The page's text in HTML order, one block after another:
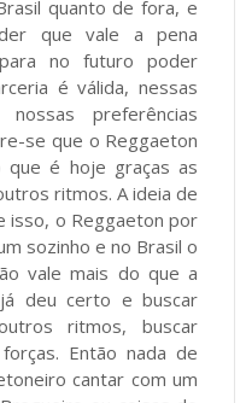
quanto de fora, e
que vale a pena
no futuro poder
é válida, nessas
preferências
se que o Reggaeton
que é hoje graças as
ritmos. A ideia de
isso, o Reggaeton por
sozinho e no Brasil o
vale mais do que a
deu certo e buscar
ritmos, buscar
Então nada de
cantar com um